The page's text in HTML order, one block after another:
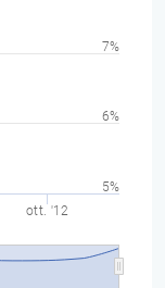
ott. '12
5%
6%
7%